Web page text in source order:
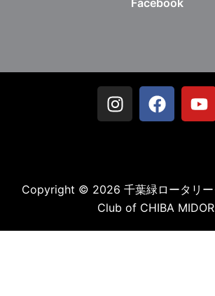
Facebook
Copyright © 2026 千葉緑ロータリ
Club of CHIBA